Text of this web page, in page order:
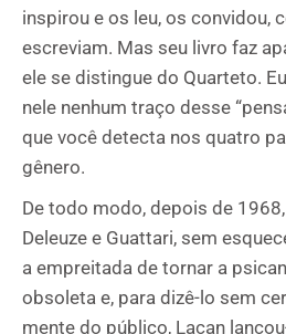
inspirou e os leu, os convidou,
escreviam. Mas seu livro faz
ele se distingue do Quarteto.
nele nenhum traço desse
que você detecta nos quatro
gênero.
De todo modo, depois de
Deleuze e Guattari, sem
a empreitada de tornar a
obsoleta e, para dizê-lo sem
mente do público, Lacan